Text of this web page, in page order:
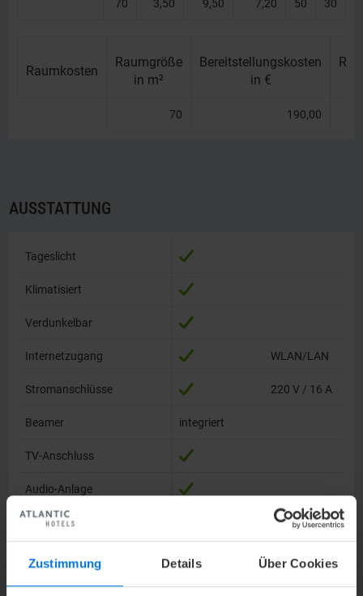
Zustimmung Details Über Cookies
70 3,50 9,50 7,20 50 30
Raumkosten
Raumgröße
in m²
Bereitstellungskosten
in €
70 190,00
Raumkosten
AUSSTATTUNG
Tageslicht
Klimatisiert
Verdunkelbar
Internetzugang WLAN/LAN
Stromanschlüsse 220 V / 16 A
Beamer integriert
TV-Anschluss
Audio-Anlage
Kfz-befahrbar
Bodenbelag Teppich
Tageslicht
Klimatisiert
Verdunkelbar
Internetzugang
Stromanschlüsse
Beamer
TV-Anschluss
Audio-Anlage
Kfz-befahrbar
Bodenbelag